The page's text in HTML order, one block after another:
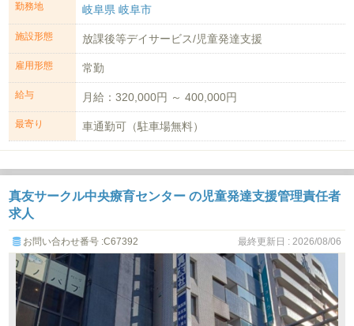
勤務地 岐阜県 岐阜市
施設形態 放課後等デイサービス/児童発達支援
雇用形態 常勤
給与 月給：320,000円 ～ 400,000円
最寄り 車通勤可（駐車場無料）
真友サークル中央療育センター の児童発達支援管理責任者
求人
お問い合わせ番号 :C67392 最終更新日 : 2026/08/06